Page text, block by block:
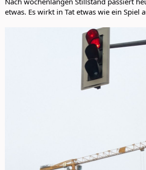
etwas. Es wirkt in Tat etwas wie ein Spiel